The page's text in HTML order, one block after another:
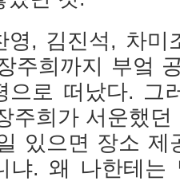
영, 김진석, 차미
주희까지 부엌
으로 떠났다. 그
주희가 서운했
있으면 장소 제
냐. 왜 나한테는